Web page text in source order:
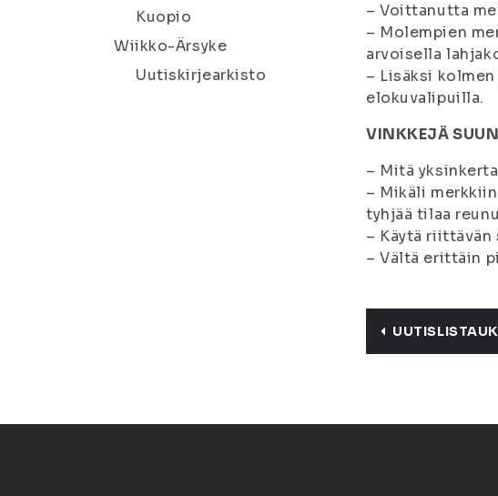
Kuopio
Wiikko-Ärsyke
Uutiskirjearkisto
– Voittanutta
– Molempien
arvoisella
– Lisäksi
elokuvalipuilla.
VINKKEJÄ
– Mitä
– Mikäli
tyhjää tilaa
– Käytä riittävän
– Vältä erittäin